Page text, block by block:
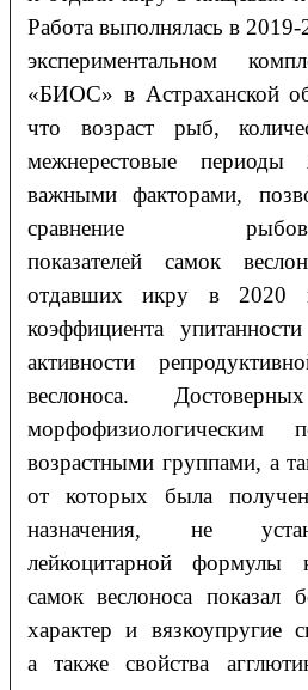
Работа выполнялась в
экспериментальном
«БИОС» в Астраханской
что возраст рыб,
межнерестовые периоды
важными факторами,
сравнение
показателей самок
отдавших икру в 2020
коэффициента
активности
веслоноса.
морфофизиологическим
возрастными группами, а
от которых была
назначения, не
лейкоцитарной формулы
самок веслоноса показал
характер и вязкоупругие
а также свойства